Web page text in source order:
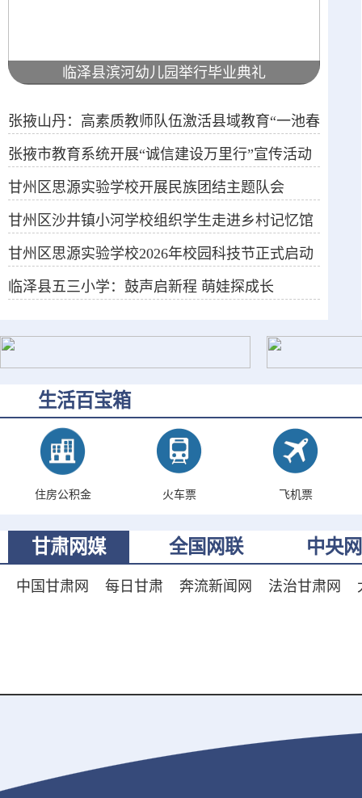
临泽县滨河幼儿园举行毕业典礼
张掖山丹：高素质教师队伍激活县域教育“一池春
水”
张掖市教育系统开展“诚信建设万里行”宣传活动
甘州区思源实验学校开展民族团结主题队会
甘州区沙井镇小河学校组织学生走进乡村记忆馆
甘州区思源实验学校2026年校园科技节正式启动
临泽县五三小学：鼓声启新程 萌娃探成长
生活百宝箱
住房公积金 火车票 飞机票
甘肃网媒 全国网联 中央
中国甘肃网 每日甘肃 奔流新闻网 法治甘肃网